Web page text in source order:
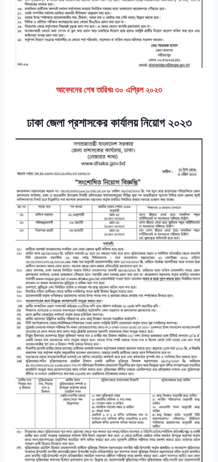
আবেদনের শেষ তারিখঃ ৩০ এপ্রিল ২০২৩
ঢাকা জেলা প্রশাসকের কার্যালয় নিয়োগ ২০২৩